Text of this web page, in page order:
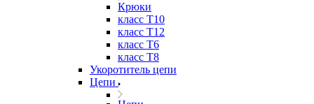
Крюки
класс Т10
класс Т12
класс Т6
класс Т8
Укоротитель цепи
Цепи